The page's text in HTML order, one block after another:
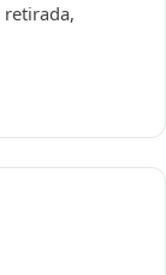
retirada,